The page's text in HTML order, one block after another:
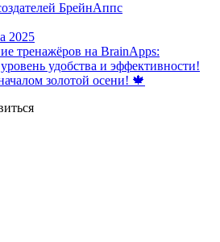
БрейнАппс
2025
тренажёров на BrainApps:
удобства и эффективности!
золотой осени! 🍁